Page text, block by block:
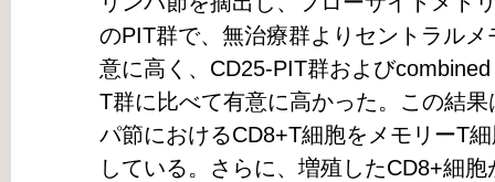
のPIT群で、無治療群よりセントラル
意に高く、CD25-PIT群および
T群に比べて有意に高かった。この結
パ節におけるCD8+T細胞をメモリーT
している。さらに、増殖したCD8+細